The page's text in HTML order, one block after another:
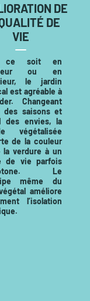
DE
DE
VIE
ce soit en
ou en
le jardin
est agréable à
Changeant
des saisons et
des envies, la
végétalisée
de la couleur
la verdure à un
de vie parfois
Le
même du
améliore
l’isolation